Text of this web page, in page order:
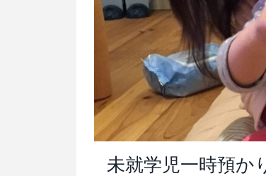
未就学児一時預